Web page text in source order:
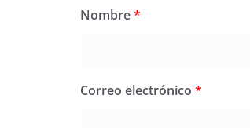
Nombre*
Correo electrónico *